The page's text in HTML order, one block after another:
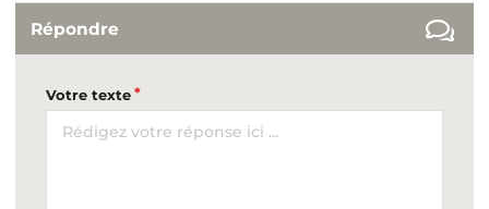
Répondre
Votre texte